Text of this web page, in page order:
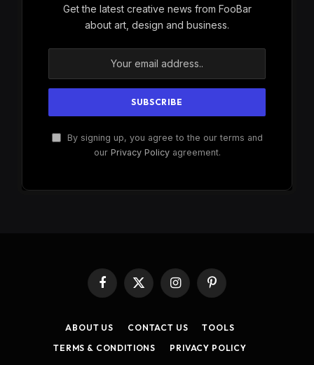
Get the latest creative news from FooBar
about art, design and business.
By signing up, you agree to the our terms and
our Privacy Policyagreement.
Facebook
X
(Twitter)
InstagramPinterest
ABOUT US CONTACT US
TOOLS
TERMS & CONDITIONS
PRIVACY POLICY